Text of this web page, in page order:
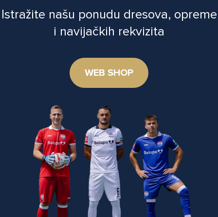
Istražite našu ponudu dresova, opreme
i navijačkih rekvizita
WEB SHOP